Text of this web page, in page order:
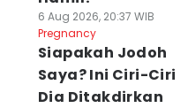
6 Aug 2026, 20:37 WIB
Pregnancy
Siapakah Jodoh
Saya? Ini Ciri-Ciri
Dia Ditakdirkan